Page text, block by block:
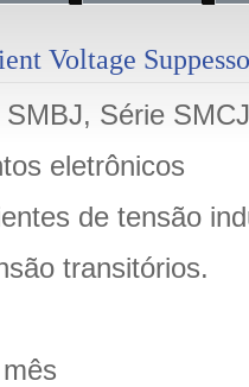
Voltage
Série
eletrônicos
de tensão
transitórios.